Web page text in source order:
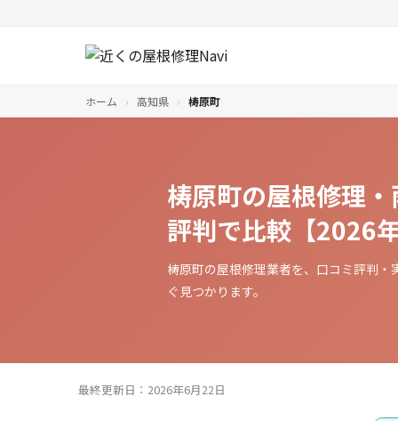
ホーム › 高知県 › 梼原町
梼原町の屋根修理
評判で比較【2026
梼原町の屋根修理業者を、口コミ評判
ぐ見つかります。
最終更新日：2026年6月22日